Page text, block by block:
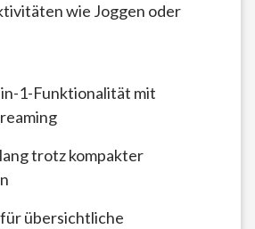
wie Joggen oder
1-Funktionalität mit
trotz kompakter
übersichtliche